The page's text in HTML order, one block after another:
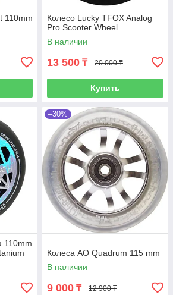
110mm
Колесо Lucky TFOX Analog
Pro Scooter Wheel
В наличии
13 500 ₸ 20 000 ₸
Купить
110mm
–30%
Колеса AO Quadrum 115 mm
В наличии
9 000 ₸ 12 900 ₸